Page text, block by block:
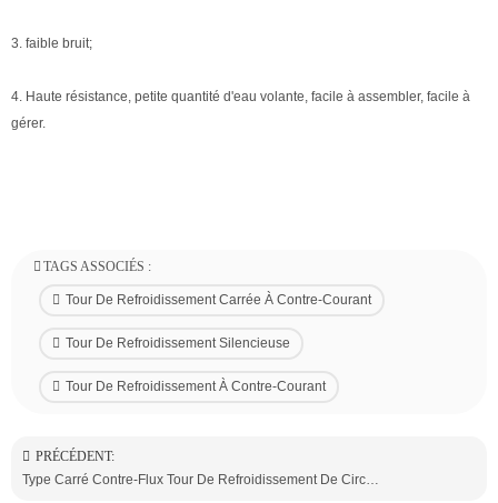
3. faible bruit;
4. Haute résistance, petite quantité d'eau volante, facile à assembler, facile à
gérer.
TAGS ASSOCIÉS :
Tour De Refroidissement Carrée À Contre-Courant
Tour De Refroidissement Silencieuse
Tour De Refroidissement À Contre-Courant
PRÉCÉDENT:
Type Carré Contre-Flux Tour De Refroidissement De Circuit Fermé